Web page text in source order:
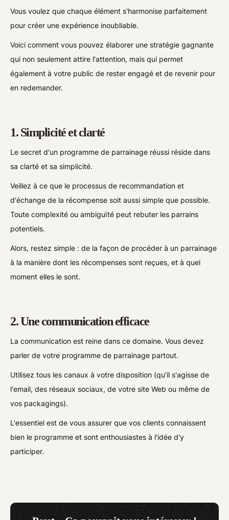
Vous voulez que chaque élément s'harmonise parfaitement
pour créer une expérience inoubliable.
Voici comment vous pouvez élaborer une stratégie gagnante
qui non seulement attire l'attention, mais qui permet
également à votre public de rester engagé et de revenir pour
en redemander.
1. Simplicité et clarté
Le secret d'un programme de parrainage réussi réside dans
sa clarté et sa simplicité.
Veillez à ce que le processus de recommandation et
d'échange de la récompense soit aussi simple que possible.
Toute complexité ou ambiguïté peut rebuter les parrains
potentiels.
Alors, restez simple : de la façon de procéder à un parrainage
à la manière dont les récompenses sont reçues, et à quel
moment elles le sont.
2. Une communication efficace
La communication est reine dans ce domaine. Vous devez
parler de votre programme de parrainage partout.
Utilisez tous les canaux à votre disposition (qu'il s'agisse de
l'email, des réseaux sociaux, de votre site Web ou même de
vos packagings).
L'essentiel est de vous assurer que vos clients connaissent
bien le programme et sont enthousiastes à l'idée d'y
participer.